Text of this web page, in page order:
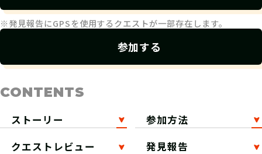
※発見報告にGPSを使用するクエストが一部存在します。
参加する
CONTENTS
ストーリー
参加方法
クエストレビュー
発見報告